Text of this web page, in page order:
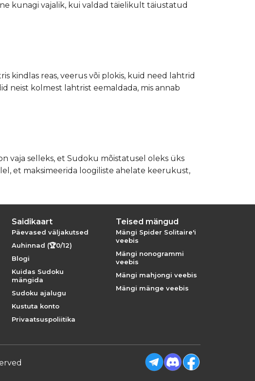
kunagi vajalik, kui valdad täielikult täiustatud
kindlas reas, veerus või plokis, kuid need lahtrid
neist kolmest lahtrist eemaldada, mis annab
vaja selleks, et Sudoku mõistatusel oleks üks
et maksimeerida loogiliste ahelate keerukust,
Saidikaart
Päevased väljakutsed
Auhinnad (🏆0/12)
Blogi
Kuidas Sudoku
mängida
Sudoku ajalugu
Kustuta konto
Privaatsuspoliitika
Teised mängud
Mängi Spider Solitaire'i
veebis
Mängi nonogrammi
veebis
Mängi mahjongi veebis
Mängi mänge veebis